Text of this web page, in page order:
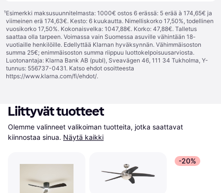
¹Esimerkki maksusuunnitelmasta: 1000€ ostos 6 erässä: 5 erää à 174,65€ ja
viimeinen erä 174,63€. Kesto: 6 kuukautta. Nimelliskorko 17,50%, todellinen
vuosikorko 17,50%. Kokonaisvelka: 1047,88€. Korko: 47,88€. Talletus
saattaa olla tarpeen. Voimassa vain Suomessa asuville vähintään 18-
vuotiaille henkilöille. Edellyttää Klarnan hyväksynnän. Vähimmäisoston
summa 25€; enimmäisoston summa riippuu luottokelpoisuusarviosta.
Luotonantaja: Klarna Bank AB (publ), Sveavägen 46, 111 34 Tukholma, Y-
tunnus: 556737-0431. Katso ehdot osoitteesta
https://www.klarna.com/fi/ehdot/.
Liittyvät tuotteet
Olemme valinneet valikoiman tuotteita, jotka saattavat
kiinnostaa sinua. Näytä kaikki
-20%